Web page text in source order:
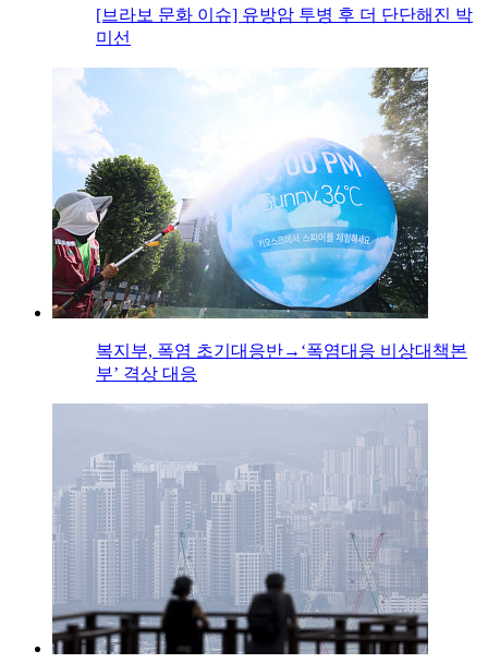
[브라보 문화 이슈] 유방암 투병 후 더 단단해진 박
미선
복지부, 폭염 초기대응반→‘폭염대응 비상대책본
부’ 격상 대응